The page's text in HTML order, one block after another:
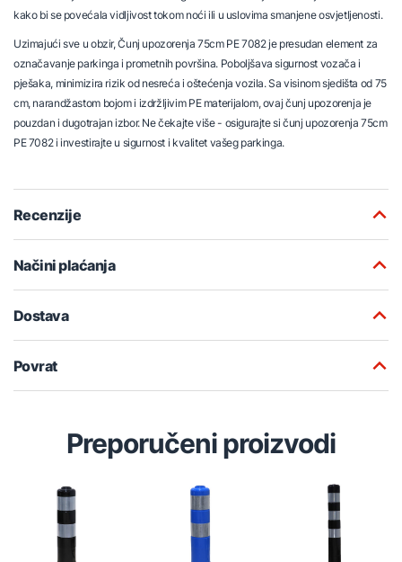
kako bi se povećala vidljivost tokom noći ili u uslovima smanjene osvjetljenosti.
Uzimajući sve u obzir, Čunj upozorenja 75cm PE 7082 je presudan element za
označavanje parkinga i prometnih površina. Poboljšava sigurnost vozača i
pješaka, minimizira rizik od nesreća i oštećenja vozila. Sa visinom sjedišta od 75
cm, narandžastom bojom i izdržljivim PE materijalom, ovaj čunj upozorenja je
pouzdan i dugotrajan izbor. Ne čekajte više - osigurajte si čunj upozorenja 75cm
PE 7082 i investirajte u sigurnost i kvalitet vašeg parkinga.
Recenzije
Načini plaćanja
Dostava
Povrat
Preporučeni proizvodi